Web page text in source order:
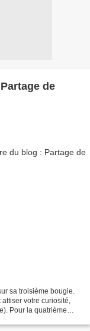
de
sa troisième bougie.
votre curiosité,
Pour la quatrième